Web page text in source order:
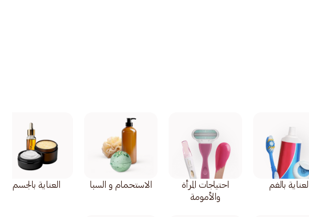
العناية بالفم
احتياجات المرأة
والأمومة
الاستحمام و السبا العناية بالجسم